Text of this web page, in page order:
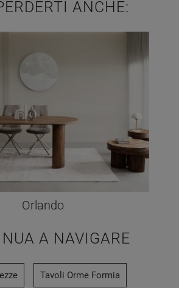
ANCHE:
Orlando
A NAVIGARE
Tavoli Orme Formia